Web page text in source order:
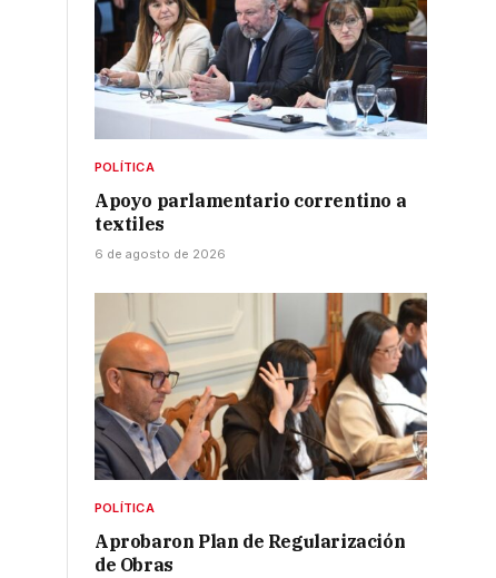
POLÍTICA
Apoyo parlamentario correntino a
textiles
6 de agosto de 2026
POLÍTICA
Aprobaron Plan de Regularización
de Obras